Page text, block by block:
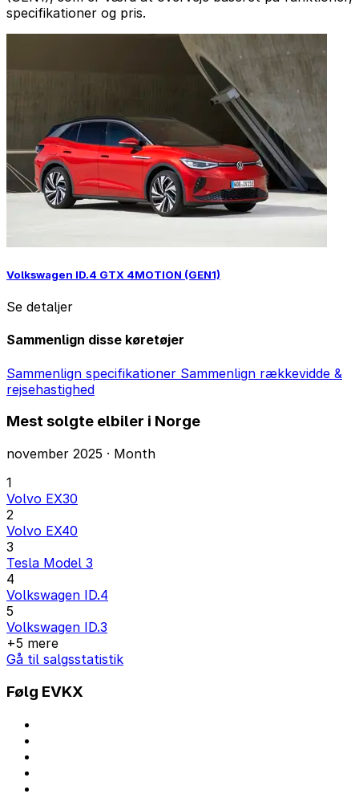
specifikationer og pris.
Volkswagen ID.4 GTX 4MOTION (GEN1)
Se detaljer
Sammenlign disse køretøjer
Sammenlign specifikationer Sammenlign rækkevidde &
rejsehastighed
Mest solgte elbiler i Norge
november 2025 · Month
1
Volvo EX30
2
Volvo EX40
3
Tesla Model 3
4
Volkswagen ID.4
5
Volkswagen ID.3
+5 mere
Gå til salgsstatistik
Følg EVKX